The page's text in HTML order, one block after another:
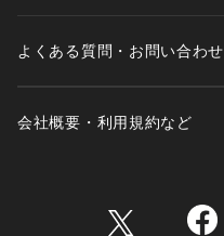
よくある質問・お問い合わせ
会社概要・利用規約など